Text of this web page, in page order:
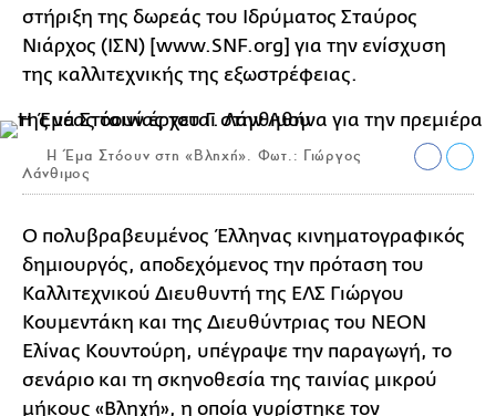
στήριξη της δωρεάς του Ιδρύματος Σταύρος
Νιάρχος (ΙΣΝ) [www.SNF.org] για την ενίσχυση
της καλλιτεχνικής της εξωστρέφειας.
Η Έμα Στόουν στη «Βληχή». Φωτ.: Γιώργος
Λάνθιμος
Ο πολυβραβευμένος Έλληνας κινηματογραφικός
δημιουργός, αποδεχόμενος την πρόταση του
Καλλιτεχνικού Διευθυντή της ΕΛΣ Γιώργου
Κουμεντάκη και της Διευθύντριας του ΝΕΟΝ
Ελίνας Κουντούρη, υπέγραψε την παραγωγή, το
σενάριο και τη σκηνοθεσία της ταινίας μικρού
μήκους «Βληχή», η οποία γυρίστηκε τον